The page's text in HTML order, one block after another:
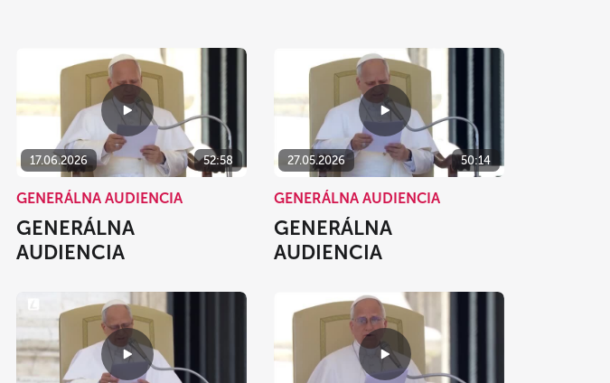
17.06.2026 52:58
GENERÁLNA AUDIENCIA
GENERÁLNA
AUDIENCIA
27.05.2026 50:14
GENERÁLNA AUDIENCIA
GENERÁLNA
AUDIENCIA